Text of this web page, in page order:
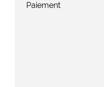
Paiement